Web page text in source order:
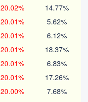
20.02% 14.77%
20.01% 5.62%
20.01% 6.12%
20.01% 18.37%
20.01% 6.83%
20.01% 17.26%
20.00% 7.68%